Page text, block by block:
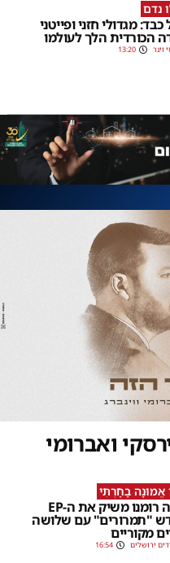
נדם
מגדולי חזני ופייטני
הכורדית הלך לעולמו
וינר 13:20
ואברומי
אֱמוּנָה בָחָרְתִּי
אליה רומנו משיק את ה-EP
"תמרורים" עם שלושה
מקוריים
ירושלים 16:54